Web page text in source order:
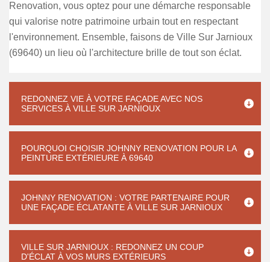
Renovation, vous optez pour une démarche responsable
qui valorise notre patrimoine urbain tout en respectant
l'environnement. Ensemble, faisons de Ville Sur Jarnioux
(69640) un lieu où l'architecture brille de tout son éclat.
REDONNEZ VIE À VOTRE FAÇADE AVEC NOS
SERVICES À VILLE SUR JARNIOUX
POURQUOI CHOISIR JOHNNY RENOVATION POUR LA
PEINTURE EXTÉRIEURE À 69640
JOHNNY RENOVATION : VOTRE PARTENAIRE POUR
UNE FAÇADE ÉCLATANTE À VILLE SUR JARNIOUX
VILLE SUR JARNIOUX : REDONNEZ UN COUP
D'ÉCLAT À VOS MURS EXTÉRIEURS